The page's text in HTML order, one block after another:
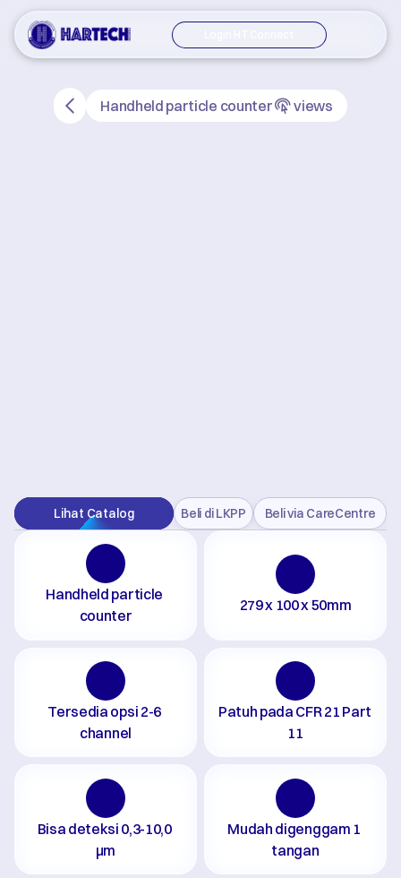
Handheld particle counter views
Lihat Catalog Beli di LKPP Beli via CareCentre
Handheld particle
counter
279 x 100 x 50mm
Tersedia opsi 2-6
channel
Patuh pada CFR 21 Part
11
Bisa deteksi 0,3-10,0
μm
Mudah digenggam 1
tangan